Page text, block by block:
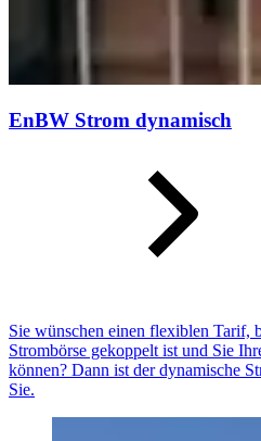
EnBW Strom dynamisch
Sie wünschen einen flexiblen Tarif,
Strombörse gekoppelt ist und Sie
können? Dann ist der dynamische
Sie.